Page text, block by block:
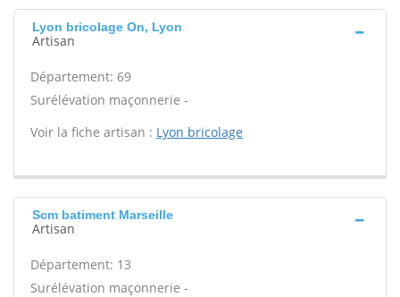
Lyon bricolage On, Lyon
Artisan
Département: 69
Surélévation maçonnerie -
Voir la fiche artisan : Lyon bricolage
Scm batiment Marseille
Artisan
Département: 13
Surélévation maçonnerie -